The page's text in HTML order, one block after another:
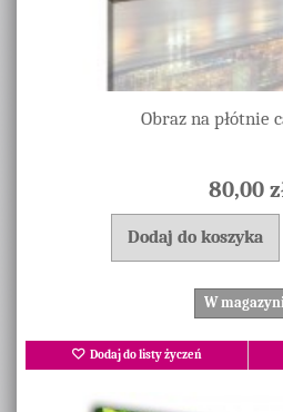
Obraz na płótnie
80,00
Dodaj do koszyka
W
Dodaj do listy życzeń